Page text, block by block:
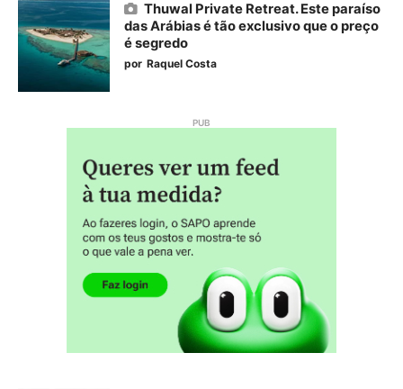
Thuwal Private Retreat. Este paraíso
das Arábias é tão exclusivo que o preço
é segredo
por Raquel Costa